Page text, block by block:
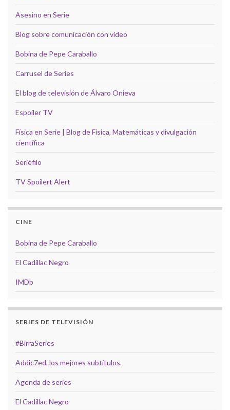
Asesino en Serie
Blog sobre comunicación con video
Bobina de Pepe Caraballo
Carrusel de Series
El blog de televisión de Álvaro Onieva
Espoiler TV
Física en Serie | Blog de Física, Matemáticas y divulgación
científica
Seriéfilo
TV Spoilert Alert
CINE
Bobina de Pepe Caraballo
El Cadillac Negro
IMDb
SERIES DE TELEVISIÓN
#BirraSeries
Addic7ed, los mejores subtítulos.
Agenda de series
El Cadillac Negro